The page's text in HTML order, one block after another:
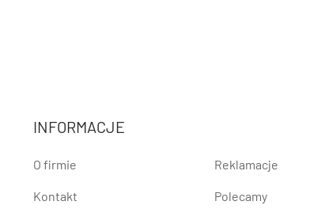
INFORMACJE
O firmie
Kontakt
Reklamacje
Polecamy